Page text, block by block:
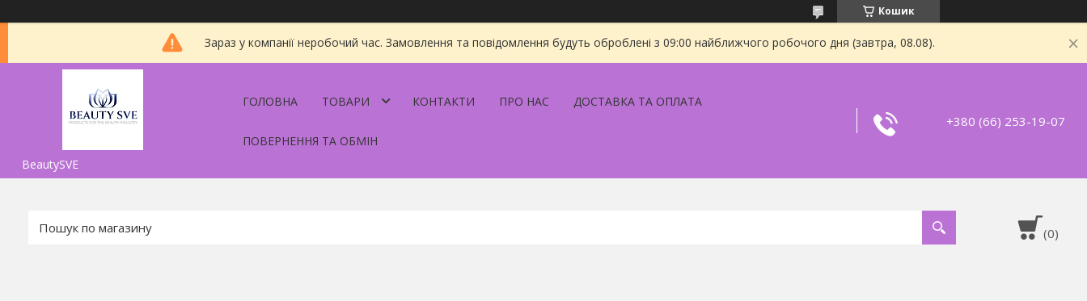
Кошик
Зараз у компанії неробочий час. Замовлення та повідомлення будуть оброблені з 09:00 найближчого робочого дня (завтра, 08.08).
BeautySVE
ГОЛОВНА ТОВАРИ КОНТАКТИ ПРО НАС ДОСТАВКА ТА ОПЛАТА
ПОВЕРНЕННЯ ТА ОБМІН
+380 (66) 253-19-07